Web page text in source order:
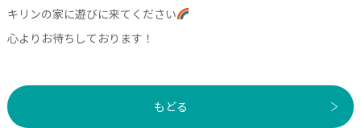
キリンの家に遊びに来てください
心よりお待ちしております！
もどる